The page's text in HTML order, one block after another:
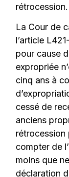
rétrocession.
La Cour de
l’article
pour cause
expropriée
cinq ans à
cessé de
anciens
rétrocession
compter de
moins que
déclaration